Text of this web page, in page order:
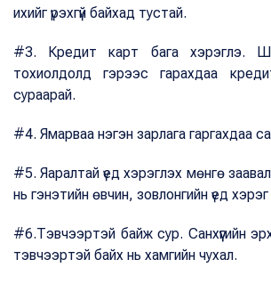
ихийг үрэхгүй байхад тустай.
#3. Кредит карт бага хэрэглэ.
тохиолдолд гэрээс гарахдаа
сураарай.
#4. Ямарваа нэгэн зарлага гаргахдаа
#5. Яаралтай үед хэрэглэх мөнгө
нь гэнэтийн өвчин, зовлонгийн үед
#6.Тэвчээртэй байж сур. Санхүүгийн
тэвчээртэй байх нь хамгийн чухал.